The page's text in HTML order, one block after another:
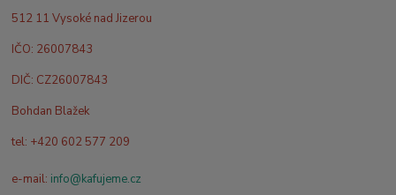
512 11 Vysoké nad Jizerou
IČO: 26007843
DIČ: CZ26007843
Bohdan Blažek
tel: +420 602 577 209
e-mail: info@kafujeme.cz